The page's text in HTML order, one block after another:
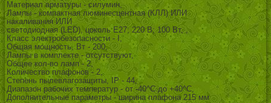
Материал арматуры - силумин,
Лампы - компактная люминесцентная (КЛЛ) ИЛИ
накаливания ИЛИ
светодиодная (LED), цоколь E27; 220 В; 100 Вт, ,
Класс электробезопасности - I,
Общая мощность, Вт - 200,
Лампы в комплекте - отсутствуют,
Общее кол-во ламп - 2,
Количество плафонов - 2,
Степень пылевлагозащиты, IP - 44,
Диапазон рабочих температур - от -40^C до +40^C,
Дополнительные параметры - ширина плафона 215 мм